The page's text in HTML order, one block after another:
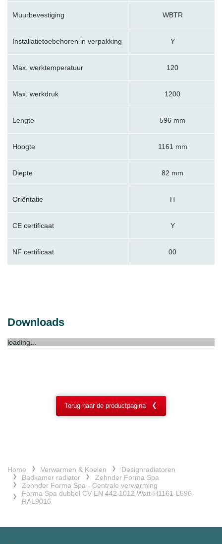
Muurbevestiging WBTR
Installatietoebehoren in verpakking Y
Max. werktemperatuur 120
Max. werkdruk 1200
Lengte 596 mm
Hoogte 1161 mm
Diepte 82 mm
Oriëntatie H
CE certificaat Y
NF certificaat 00
Downloads
loading...
Terug naar de productpagina
Home Verwarmen & Koelen
Designradiatoren
Badkamer radiator
Zehnder Forma Spa
Zehnder Forma Spa - Centrale verwarming
Forma Spa dubbel CV EN 442 1012 Watt-H1161-L596-
RAL9016